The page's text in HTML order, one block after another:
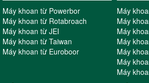
Máy khoan từ Powerbor
Máy khoan từ Rotabroach
Máy khoan từ JEI
Máy khoan từ Taiwan
Máy khoan từ Euroboor
Máy
Máy
Máy
Máy
Máy
Máy
Máy